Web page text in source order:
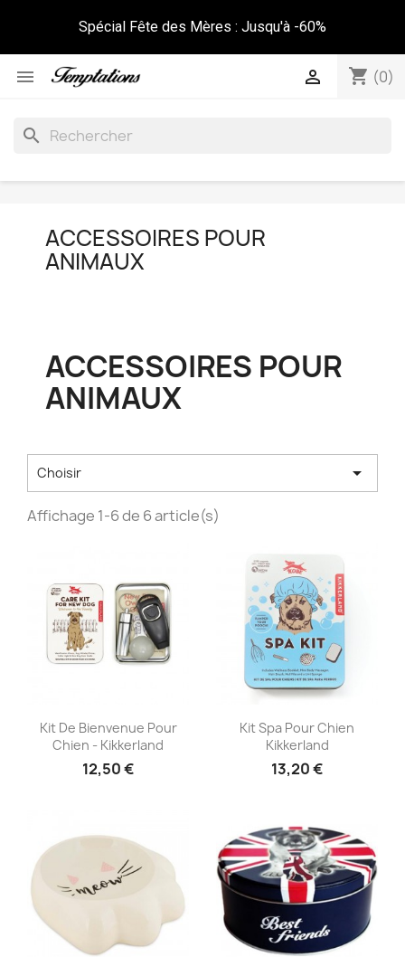
Spécial Fête des Mères : Jusqu'à -60%
 shopping_cart (0)

search
ACCESSOIRES POUR
ANIMAUX
ACCESSOIRES POUR
ANIMAUX
Choisir 
Affichage 1-6 de 6 article(s)
Aperçu rapide
Kit De Bienvenue Pour
Chien - Kikkerland
12,50 €
Aperçu rapide
Kit Spa Pour Chien
Kikkerland
13,20 €